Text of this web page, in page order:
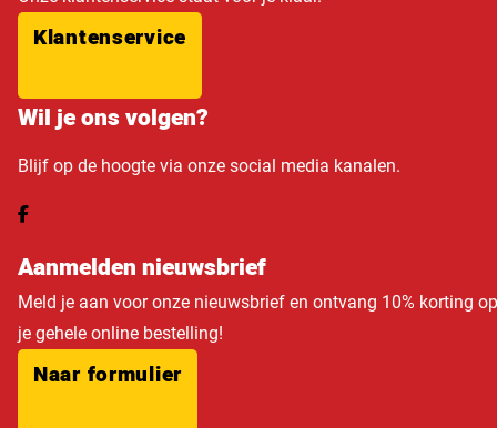
Klantenservice
Wil je ons volgen?
Blijf op de hoogte via onze social media kanalen.
Aanmelden nieuwsbrief
Meld je aan voor onze nieuwsbrief en ontvang 10% korting op
je gehele online bestelling!
Naar formulier